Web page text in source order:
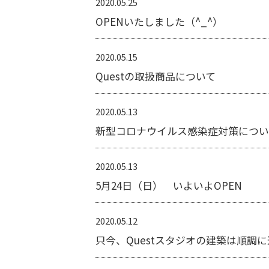
OPENいたしました（^_^）
2020.05.15
Questの取扱商品について
2020.05.13
新型コロナウイルス感染症対策につ
2020.05.13
5月24日（日） いよいよOPEN
2020.05.12
只今、Questスタジオの建築は順調